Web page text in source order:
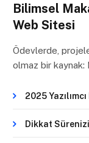
Bilimsel
Web Sitesi
Ödevlerde,
olmaz bir
2025
Dikkat